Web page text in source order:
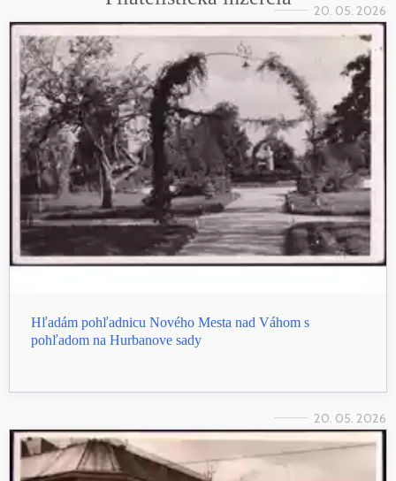
20. 05. 2026
Hľadám pohľadnicu Nového Mesta nad Váhom s
pohľadom na Hurbanove sady
20. 05. 2026